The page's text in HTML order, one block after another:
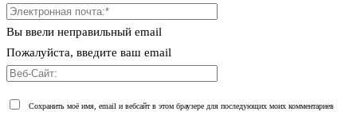
Вы ввели неправильный email
Пожалуйста, введите ваш email
Сохранить моё имя, email и вебсайт в этом браузере для последующих моих комментариев